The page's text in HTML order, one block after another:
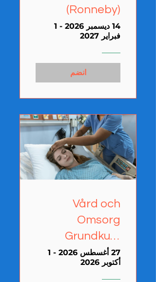
(Ronneby)
14 ديسمبر 2026 - 1
فبراير 2027
انضم
Vård och
Omsorg
Grundkurs
(Ronneby)
27 أغسطس 2026 - 1
أكتوبر 2026